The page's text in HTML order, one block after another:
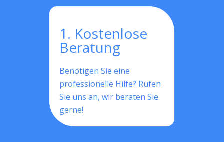
1. Kostenlose
Beratung
Benötigen Sie eine
professionelle Hilfe? Rufen
Sie uns an, wir beraten Sie
gerne!